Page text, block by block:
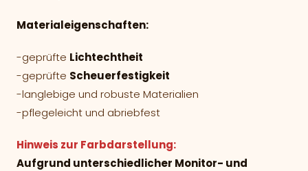
Materialeigenschaften:
-geprüfte Lichtechtheit
-geprüfte Scheuerfestigkeit
-langlebige und robuste Materialien
-pflegeleicht und abriebfest
Hinweis zur Farbdarstellung:
Aufgrund unterschiedlicher Monitor- und